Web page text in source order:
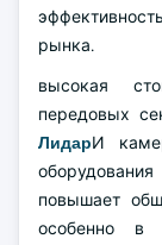
рынка.
высокая
передовых
ЛидарИ
повышает
особенно в